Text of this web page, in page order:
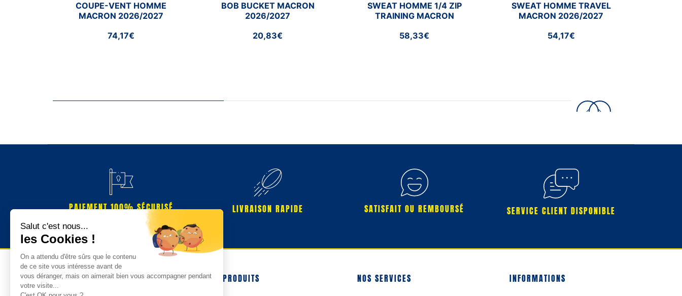
COUPE-VENT HOMME
MACRON 2026/2027
74,17€
BOB BUCKET MACRON
2026/2027
20,83€
SWEAT HOMME 1/4 ZIP
TRAINING MACRON
58,33€
SWEAT HOMME TRAVEL
MACRON 2026/2027
54,17€
PAIEMENT 100% SÉCURISÉ LIVRAISON RAPIDE SATISFAIT OU REMBOURSÉ SERVICE CLIENT DISPONIBLE
NOS PRODUITS NOS SERVICES INFORMATIONS